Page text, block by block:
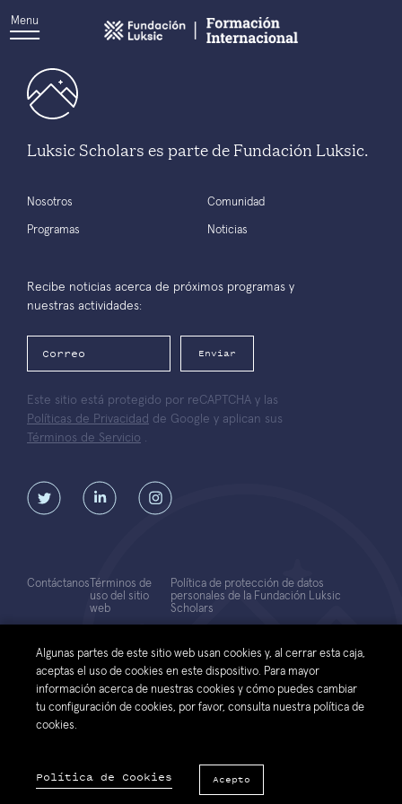
Menu
Luksic Scholars es parte de Fundación Luksic.
Nosotros
Programas
Comunidad
Noticias
Recibe noticias acerca de próximos programas y
nuestras actividades:
Enviar
Este sitio está protegido por reCAPTCHA y las
Políticas de Privacidad de Google y aplican sus
Términos de Servicio .
© 2026 Fundación Luksic Scholars. Todos los Derechos Reservados
Contáctanos Términos de
uso del sitio
web
Política de protección de datos
personales de la Fundación Luksic
Scholars
Algunas partes de este sitio web usan cookies y, al cerrar esta caja,
aceptas el uso de cookies en este dispositivo. Para mayor
información acerca de nuestras cookies y cómo puedes cambiar
tu configuración de cookies, por favor, consulta nuestra política de
cookies.
Política de Cookies Acepto